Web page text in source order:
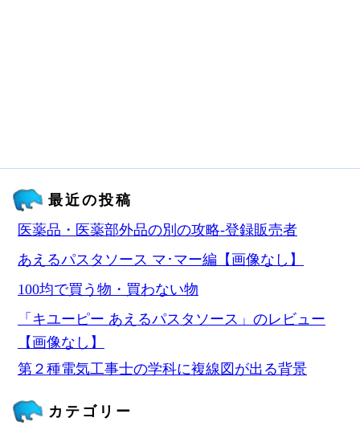
最近の投稿
医薬品・医薬部外品の別の攻略‐登録販売者
あえるパスタソース マ･マー編【画像なし】
100均で買う物・買わない物
「キユーピー あえるパスタソース」のレビュー
【画像なし】
第２種電気工事士の学科に複線図が出る背景
カテゴリー